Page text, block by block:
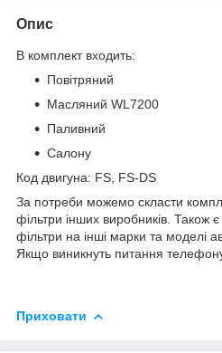
Опис
В комплект входить:
Повітряний
Масляний WL7200
Паливний
Салону
Код двигуна: FS, FS-DS
За потреби можемо скласти
фільтри інших виробників. Також є
фільтри на інші марки та моделі
Якщо виникнуть питання
Приховати